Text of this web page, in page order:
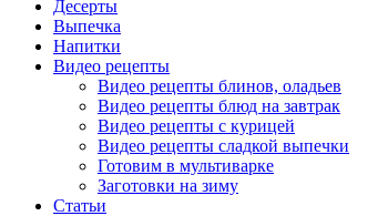
Десерты
Выпечка
Напитки
Видео рецепты
Видео рецепты блинов, оладьев
Видео рецепты блюд на завтрак
Видео рецепты с курицей
Видео рецепты сладкой выпечки
Готовим в мультиварке
Заготовки на зиму
Статьи